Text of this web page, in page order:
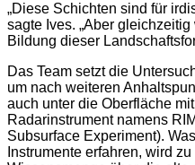
„Diese Schichten sind für
sagte Ives. „Aber
Bildung dieser
Das Team setzt die
um nach weiteren
auch unter die Oberfläche
Radarinstrument namens
Subsurface Experiment).
Instrumente erfahren, wird